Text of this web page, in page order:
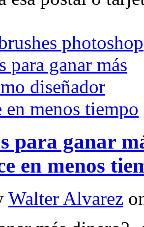
photoshop
para ganar
en menos
Walter Alvarez